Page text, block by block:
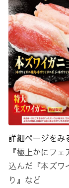
詳細ページをみ
『極上かにフ
込んだ『本ズワ
り』など